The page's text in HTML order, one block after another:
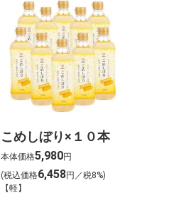
こめしぼり×１０本
本体価格5,980円
(税込価格6,458円／税8%)
【軽】